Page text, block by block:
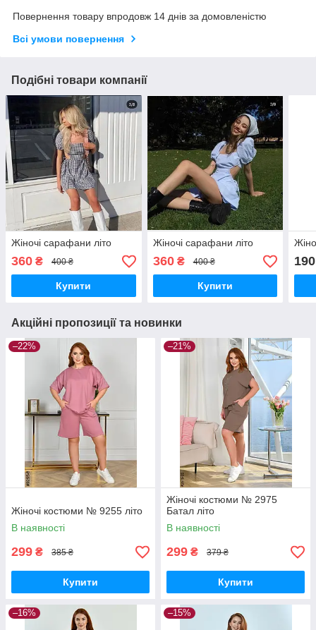
Повернення товару впродовж 14 днів за домовленістю
Всі умови повернення
Подібні товари компанії
Жіночі сарафани літо
360 ₴ 400 ₴
Купити
Жіночі сарафани літо
360₴ 400 ₴
Купити
190
Акційні пропозиції та новинки
–22%
Жіночі костюми № 9255 літо
В наявності
299 ₴ 385 ₴
Купити
–21%
Жіночі костюми № 2975
Батал літо
В наявності
299 ₴ 379 ₴
Купити
–16% –15%